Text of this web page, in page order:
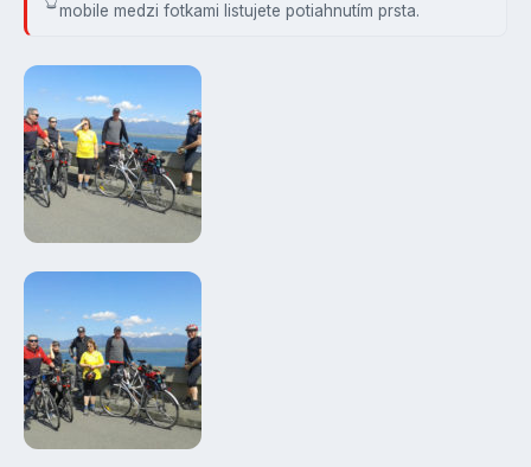
mobile medzi fotkami listujete potiahnutím prsta.